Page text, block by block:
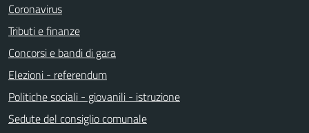
Coronavirus
Tributi e finanze
Concorsi e bandi di gara
Elezioni - referendum
Politiche sociali - giovanili - istruzione
Sedute del consiglio comunale